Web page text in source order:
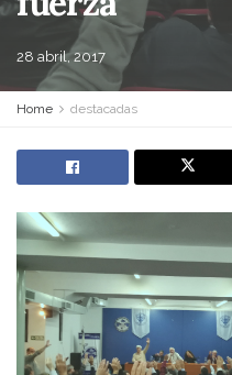
28 abril, 2017
Home destacadas